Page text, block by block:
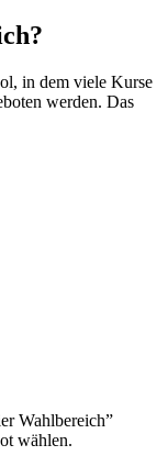
in dem viele Kurse
werden. Das
Wahlbereich”
wählen.